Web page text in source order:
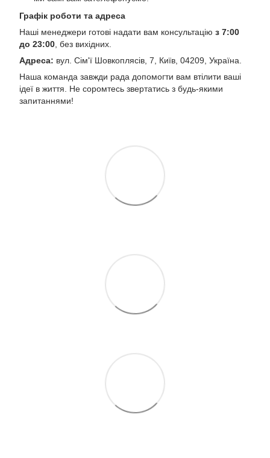
Графік роботи та адреса
Наші менеджери готові надати вам консультацію з 7:00
до 23:00 , без вихідних.
Адреса: вул. Сім'ї Шовкоплясів, 7, Київ, 04209, Україна.
Наша команда завжди рада допомогти вам втілити ваші
ідеї в життя. Не соромтесь звертатись з будь-якими
запитаннями!